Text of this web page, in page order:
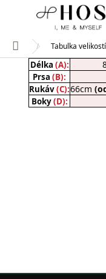
Domů Tabulka
Délka (A):
Prsa (B):
Rukáv(C):66cm
Boky(D):